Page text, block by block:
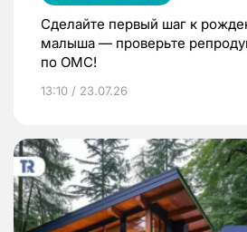
Сделайте первый шаг к
малыша — проверьте
по ОМС!
13:10 / 23.07.26